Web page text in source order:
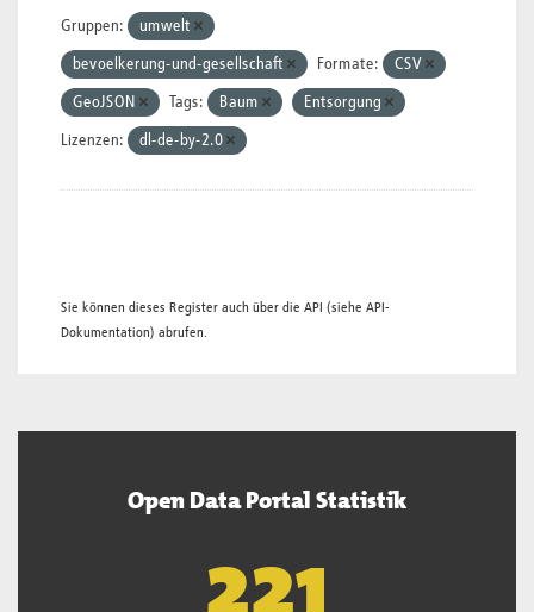
Gruppen: umwelt
bevoelkerung-und-gesellschaft Formate: CSV
GeoJSON Tags: Baum Entsorgung
Lizenzen: dl-de-by-2.0
Sie können dieses Register auch über die API (siehe API-
Dokumentation) abrufen.
Open Data Portal Statistik
222